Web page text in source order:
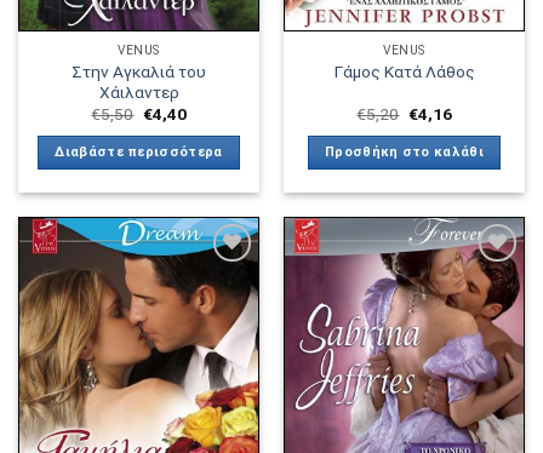
VENUS
Στην Αγκαλιά του
Χάιλαντερ
€5,50 €4,40
Διαβάστε περισσότερα
VENUS
Γάμος Κατά Λάθος
€5,20 €4,16
Προσθήκη στο καλάθι
Πρόσθήκη
στην λίστα
επιθυμιών
Πρόσθήκη
στην λίστα
επιθυμιών